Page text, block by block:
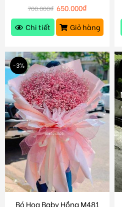
700.000₫ 650.000₫
Chi tiết
Giỏ hàng
-3%
Bó Hoa Baby Hồng M481